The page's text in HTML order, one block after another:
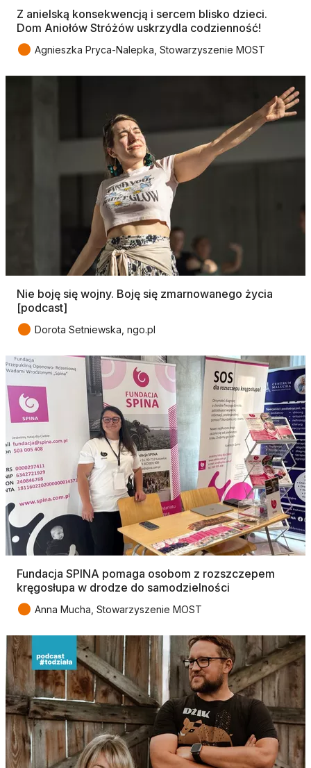
Z anielską konsekwencją i sercem blisko dzieci.
Dom Aniołów Stróżów uskrzydla codzienność!
● Agnieszka Pryca-Nalepka, Stowarzyszenie MOST
Nie boję się wojny. Boję się zmarnowanego życia
[podcast]
● Dorota Setniewska, ngo.pl
Fundacja SPINA pomaga osobom z rozszczepem
kręgosłupa w drodze do samodzielności
● Anna Mucha, Stowarzyszenie MOST